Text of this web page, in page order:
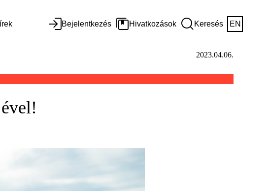
Bejelentkezés Hivatkozások Keresés EN
2023.04.06.